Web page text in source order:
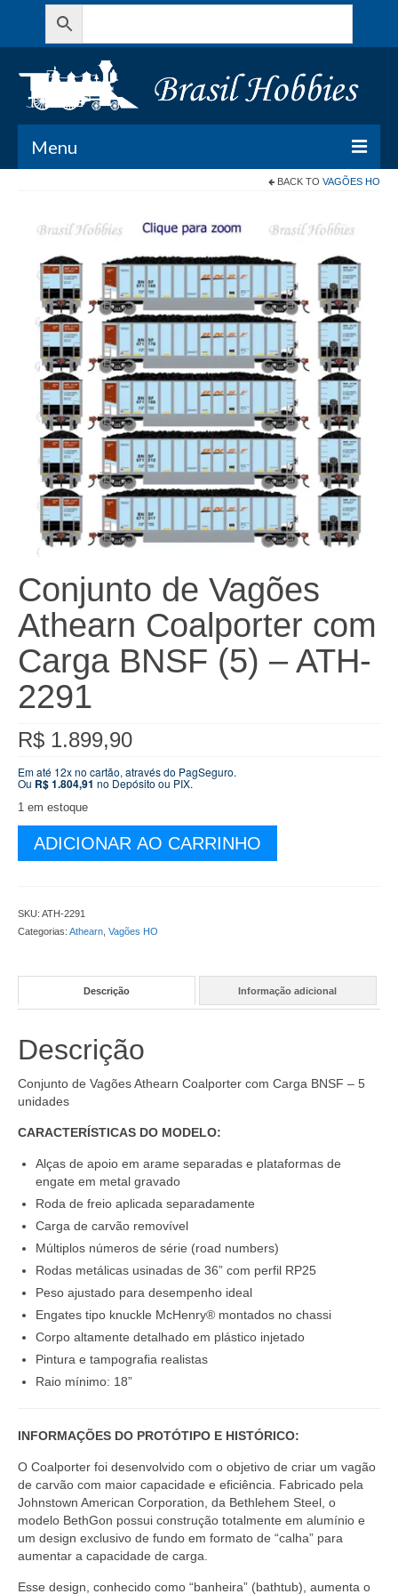
Menu
Meu Carrinho
Minha conta
Contato
BACK TO VAGÕES HO
Conjunto de Vagões
Athearn Coalporter com
Carga BNSF (5) – ATH-
2291
R$ 1.899,90
Em até 12x no cartão, através do PagSeguro.
Ou R$1.804,91 no Depósito ou PIX.
1 em estoque
Conjunto
Carga
(5)
ATH-
quantidade
ADICIONAR AO CARRINHO
SKU: ATH-2291
Categorias: Athearn Vagões HO
Descrição Informação adicional
Descrição
Conjunto de Vagões Athearn Coalporter com Carga BNSF – 5
unidades
CARACTERÍSTICAS DO MODELO:
Alças de apoio em arame separadas e plataformas de
engate em metal gravado
Roda de freio aplicada separadamente
Carga de carvão removível
Múltiplos números de série (road numbers)
Rodas metálicas usinadas de 36” com perfil RP25
Peso ajustado para desempenho ideal
Engates tipo knuckle McHenry® montados no chassi
Corpo altamente detalhado em plástico injetado
Pintura e tampografia realistas
Raio mínimo: 18”
INFORMAÇÕES DO PROTÓTIPO E HISTÓRICO:
O Coalporter foi desenvolvido com o objetivo de criar um vagão
de carvão com maior capacidade e eficiência. Fabricado pela
Johnstown American Corporation, da Bethlehem Steel, o
modelo BethGon possui construção totalmente em alumínio e
um design exclusivo de fundo em formato de “calha” para
aumentar a capacidade de carga.
Esse design, conhecido como “banheira” (bathtub), aumenta o